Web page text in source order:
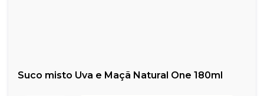
Suco misto Uva e Maçã Natural One 180ml